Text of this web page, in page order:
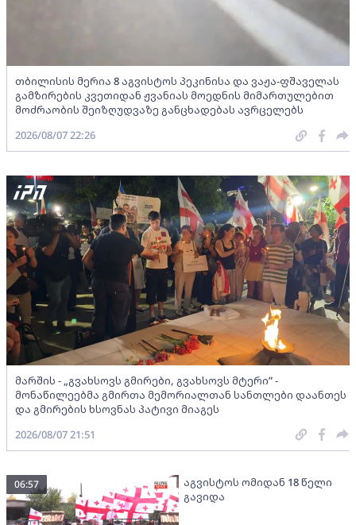
თბილისის მერია 8 აგვისტოს პეკინისა და ვაჟა-ფშაველას
გამზირების კვეთიდან ჟვანიას მოედნის მიმართულებით
მოძრაობის შეიზღუდვაზე განცხადებას ავრცელებს
2026/08/07 22:26
მარშის - „გვახსოვს გმირები, გვახსოვს მტერი” -
მონაწილეებმა გმირთა მემორიალთან სანთლები დაანთეს
და გმირების ხსოვნას პატივი მიაგეს
2026/08/07 21:51
აგვისტოს ომიდან 18 წელი
გავიდა
06:57